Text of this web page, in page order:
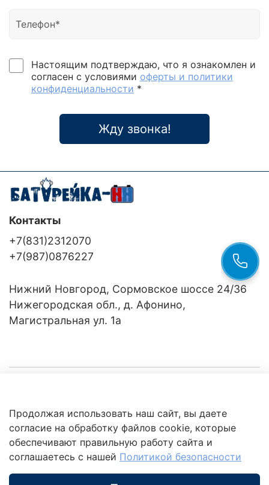
Настоящим подтверждаю, что я ознакомлен и
согласен с условиями оферты и политики
конфиденциальности *
Жду звонка!
Клиентам
Это интересно
Контакты
+7(831)2312070
+7(987)0876227
Нижний Новгород, Сормовское шоссе 24/36
Нижегородская обл., д. Афонино,
Магистральная ул. 1а
Продолжая использовать наш сайт, вы даете
согласие на обработку файлов cookie, которые
обеспечивают правильную работу сайта и
соглашаетесь с нашей Политикой безопасности
обработки